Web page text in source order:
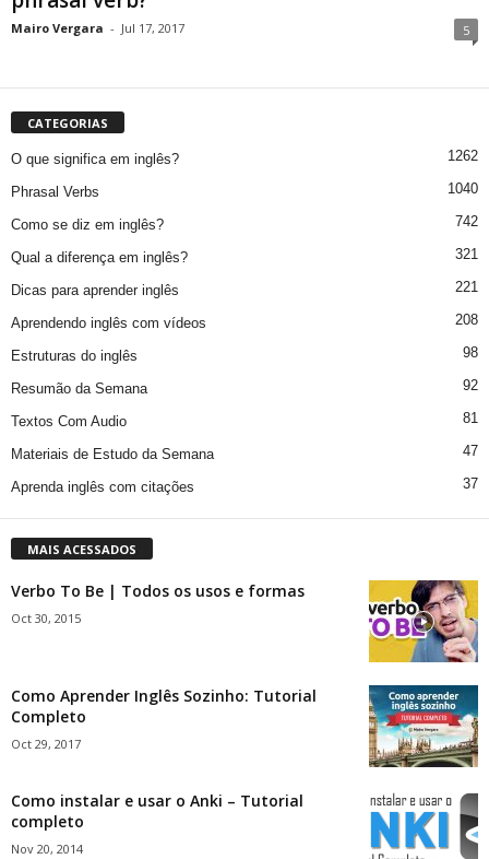
Mairo Vergara - Jul 17, 2017 5
CATEGORIAS
O que significa em inglês? 1262
Phrasal Verbs 1040
Como se diz em inglês? 742
Qual a diferença em inglês? 321
Dicas para aprender inglês 221
Aprendendo inglês com vídeos 208
Estruturas do inglês 98
Resumão da Semana 92
Textos Com Audio 81
Materiais de Estudo da Semana 47
Aprenda inglês com citações 37
MAIS ACESSADOS
Verbo To Be | Todos os usos e formas
Oct 30, 2015
Como Aprender Inglês Sozinho: Tutorial
Completo
Oct 29, 2017
Como instalar e usar o Anki – Tutorial
completo
Nov 20, 2014